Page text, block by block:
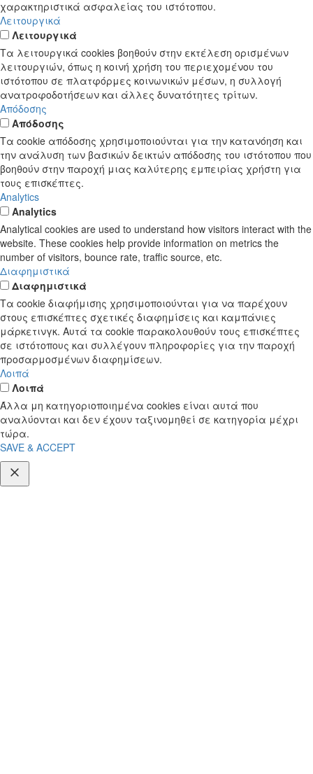
χαρακτηριστικά ασφαλείας του ιστότοπου.
Λειτουργικά
Λειτουργικά
Τα λειτουργικά cookies βοηθούν στην εκτέλεση ορισμένων
λειτουργιών, όπως η κοινή χρήση του περιεχομένου του
ιστότοπου σε πλατφόρμες κοινωνικών μέσων, η συλλογή
ανατροφοδοτήσεων και άλλες δυνατότητες τρίτων.
Απόδοσης
Απόδοσης
Τα cookie απόδοσης χρησιμοποιούνται για την κατανόηση και
την ανάλυση των βασικών δεικτών απόδοσης του ιστότοπου που
βοηθούν στην παροχή μιας καλύτερης εμπειρίας χρήστη για
τους επισκέπτες.
Analytics
Analytics
Analytical cookies are used to understand how visitors interact with the
website. These cookies help provide information on metrics the
number of visitors, bounce rate, traffic source, etc.
Διαφημιστικά
Διαφημιστικά
Τα cookie διαφήμισης χρησιμοποιούνται για να παρέχουν
στους επισκέπτες σχετικές διαφημίσεις και καμπάνιες
μάρκετινγκ. Αυτά τα cookie παρακολουθούν τους επισκέπτες
σε ιστότοπους και συλλέγουν πληροφορίες για την παροχή
προσαρμοσμένων διαφημίσεων.
Λοιπά
Λοιπά
Άλλα μη κατηγοριοποιημένα cookies είναι αυτά που
αναλύονται και δεν έχουν ταξινομηθεί σε κατηγορία μέχρι
τώρα.
SAVE & ACCEPT